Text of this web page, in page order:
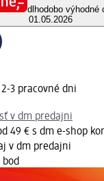
dlhodobo výhodné
01.05.2026
3 pracovné dni
v dm predajni
49 € s dm e-shop
v dm predajni
bod